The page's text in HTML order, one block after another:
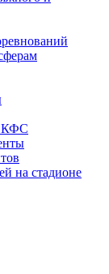
КФС
на стадионе